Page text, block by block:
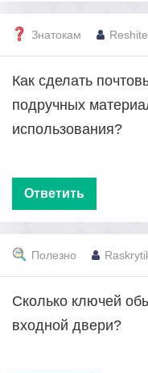
Знатокам
Как сделать
подручных
использования?
Ответить
Полезно
Сколько ключей
входной двери?